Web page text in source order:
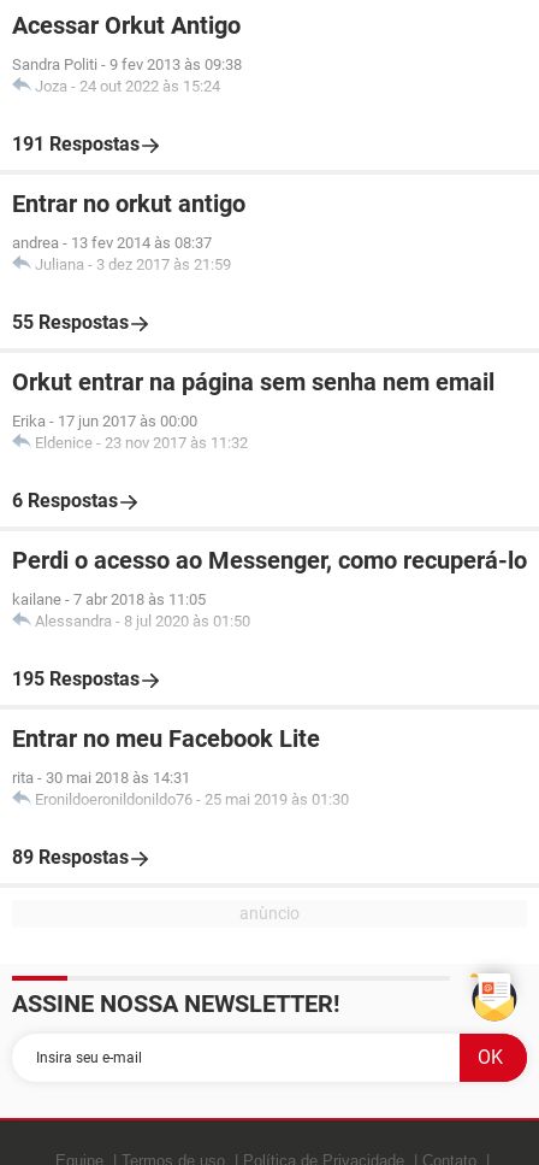
Acessar Orkut Antigo
Sandra Politi - 9 fev 2013 às 09:38
Joza - 24 out 2022 às 15:24
191 Respostas
Entrar no orkut antigo
andrea - 13 fev 2014 às 08:37
Juliana - 3 dez 2017 às 21:59
55 Respostas
Orkut entrar na página sem senha nem email
Erika - 17 jun 2017 às 00:00
Eldenice - 23 nov 2017 às 11:32
6 Respostas
Perdi o acesso ao Messenger, como recuperá-lo
kailane - 7 abr 2018 às 11:05
Alessandra - 8 jul 2020 às 01:50
195 Respostas
Entrar no meu Facebook Lite
rita - 30 mai 2018 às 14:31
Eronildoeronildonildo76 - 25 mai 2019 às 01:30
89 Respostas
ASSINE NOSSA NEWSLETTER!
Equipe Termos de uso Política de Privacidade Contato